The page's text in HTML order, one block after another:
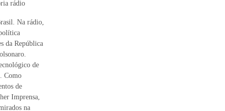
rádio
Na rádio,
da República
de
Como
de
Imprensa,
na